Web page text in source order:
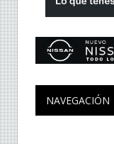
NAVEGACIÓN